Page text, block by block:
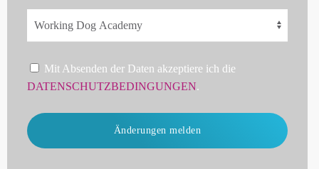
Mit Absenden der Daten akzeptiere ich die
DATENSCHUTZBEDINGUNGEN.
Änderungen melden